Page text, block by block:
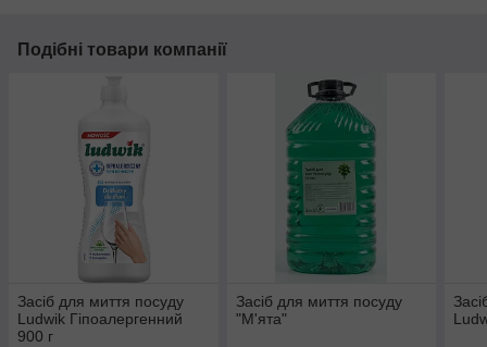
Подібні товари компанії
Засіб для миття посуду
Ludwik Гіпоалергенний
900 г
Засіб для миття посуду
"М'ята"